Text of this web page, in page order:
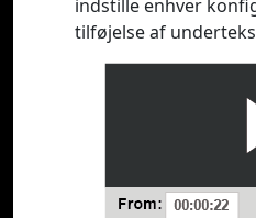
indstille enhver
tilføjelse af